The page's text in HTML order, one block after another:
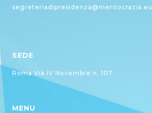
segreteriadipresidenza@meritocrazia.eu
SEDE
Roma Via IV Novembre n. 107
MENU